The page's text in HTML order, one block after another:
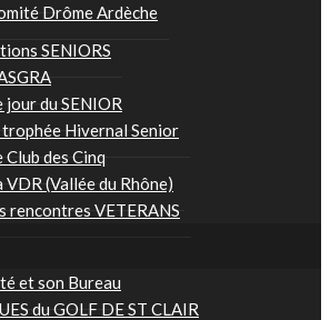
Drôme Ardèche
SENIORS
jour du SENIOR
trophée Hivernal Senior
Club des Cinq
VDR (Vallée du Rhône)
rencontres VETERANS
et son Bureau
du GOLF DE ST CLAIR